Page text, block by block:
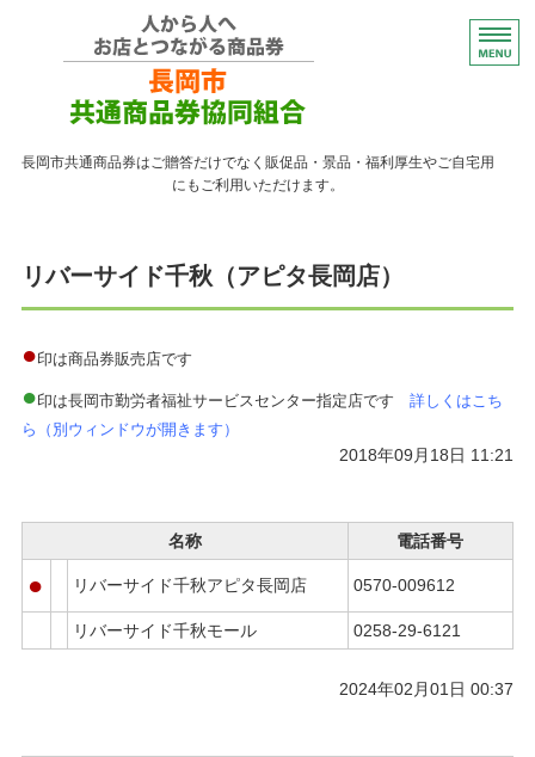
コンパクトなプレゼン
長岡市共通商品券はご贈答だけでなく販促品・景品・福利厚生やご自宅用
にもご利用いただけます。
よくある質問
リバーサイド千秋（アピタ長岡店）
●印は商品券販売店です
●印は長岡市勤労者福祉サービスセンター指定店です 詳しくはこち
ら（別ウィンドウが開きます）
2018年09月18日 11:21
名称 電話番号
● リバーサイド千秋アピタ長岡店 0570-009612
リバーサイド千秋モール 0258-29-6121
2024年02月01日 00:37